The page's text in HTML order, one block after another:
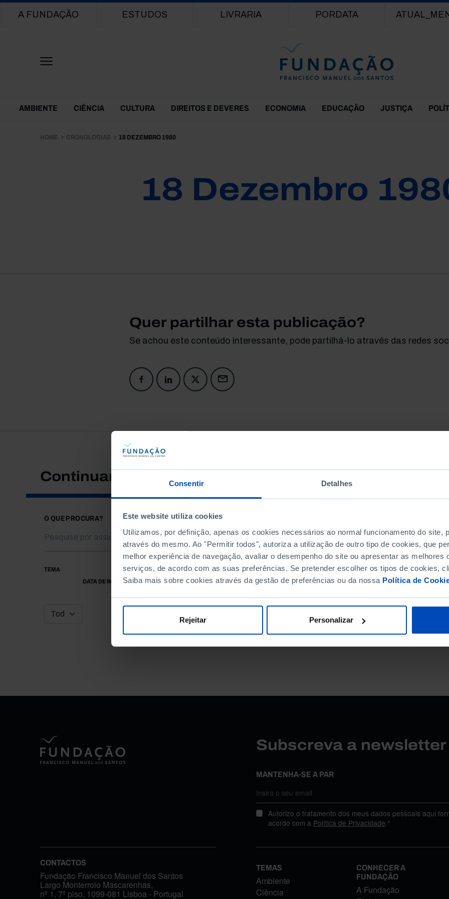
Consentir Detalhes
Este website utiliza cookies
Utilizamos, por definição, apenas os cookies necessários ao normal funcionamento do site,
através do mesmo. Ao "Permitir todos", autoriza a utilização de outro tipo de cookies, que
melhor experiência de navegação, avaliar o desempenho do site ou apresentar as melhores
serviços, de acordo com as suas preferências. Se pretender escolher os tipos de cookies,
Saiba mais sobre cookies através da gestão de preferências ou da nossa Política de
Rejeitar Personalizar
Main navigation
A FUNDAÇÃO ESTUDOS LIVRARIA PORDATA
Themes Menu
AMBIENTE CIÊNCIA CULTURA DIREITOS E DEVERES ECONOMIA EDUCAÇÃO JUSTIÇA
HOME CRONOLOGIAS 18 DEZEMBRO 1980
18 Dezembro
Quer partilhar esta publicação?
Se achou este conteúdo interessante, pode partilhá-lo através das redes
Continuar a pesquisar
O QUE PROCURA?
TEMA
DATA DE INÍCIO
DATA DE FIM
Subscreva a
MANTENHA-SE A PAR
Autorizo o tratamento dos meus dados pessoais aqui
acordo com a Política de Privacidade.*
CONTACTOS
Fundação Francisco Manuel dos Santos
Largo Monterroio Mascarenhas,
nº 1, 7º piso, 1099-081 Lisboa - Portugal
TEMAS
Ambiente
Ciência
CONHECER A
FUNDAÇÃO
A Fundação